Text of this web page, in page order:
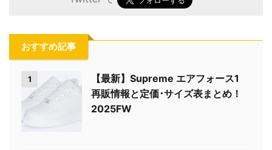
おすすめ記事
1
【最新】Supreme エアフォース1
再販情報と定価･サイズ表まとめ！
2025FW